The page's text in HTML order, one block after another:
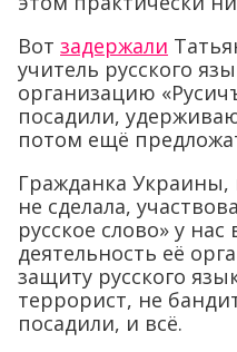
Вот задержали
учитель русского
организацию
посадили,
потом ещё
Гражданка Украины,
не сделала,
русское слово» у
деятельность её
защиту русского
террорист, не
посадили, и всё.